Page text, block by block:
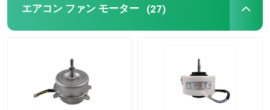
エアコン ファン モーター (27)